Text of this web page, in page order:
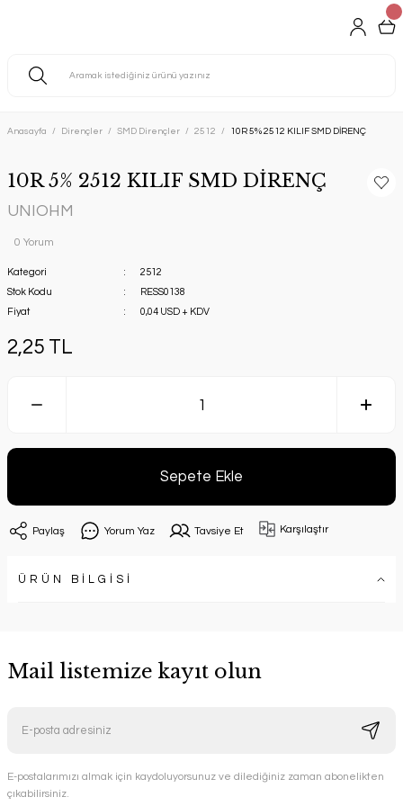
Anasayfa Dirençler SMD Dirençler 2512 10R 5% 2512 KILIF SMD DİRENÇ
10R 5% 2512 KILIF SMD DİRENÇ
UNIOHM
0 Yorum
Kategori
2512
Stok Kodu
RESS0138
Fiyat
0,04 USD + KDV
2,25 TL
Sepete Ekle
Paylaş Yorum Yaz Tavsiye Et Karşılaştır
ÜRÜN BİLGİSİ
Mail listemize kayıt olun
E-postalarımızı almak için kaydoluyorsunuz ve dilediğiniz zaman abonelikten
çıkabilirsiniz.